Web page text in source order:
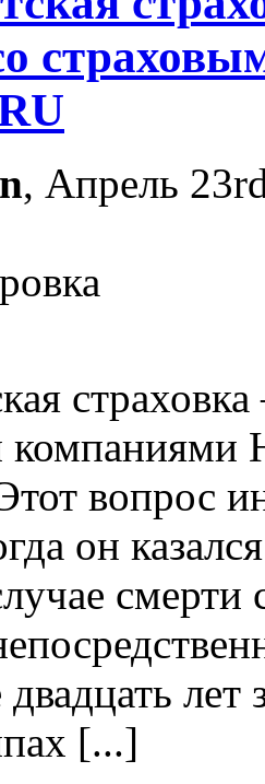
, Апрель
компаниями
вопрос
он
смерти
[...]